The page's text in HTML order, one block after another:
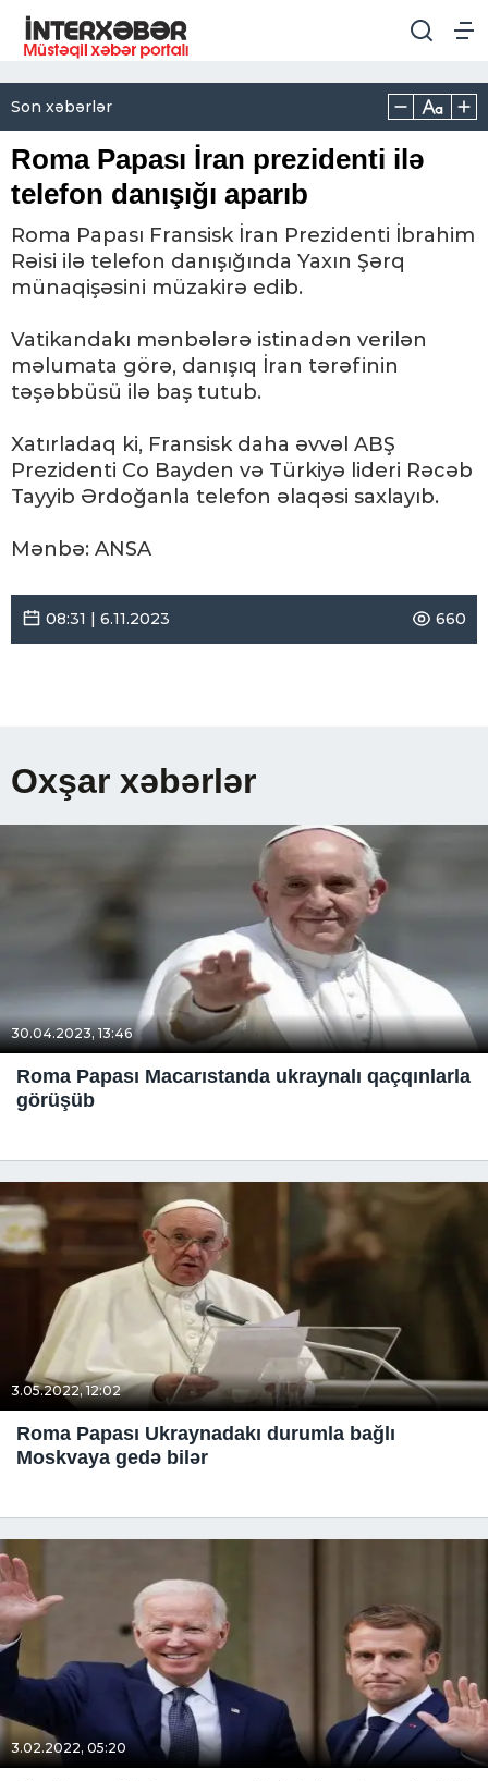
Son xəbərlər
Roma Papası İran prezidenti ilə
telefon danışığı aparıb
Roma Papası Fransisk İran Prezidenti İbrahim
Rəisi ilə telefon danışığında Yaxın Şərq
münaqişəsini müzakirə edib.
Vatikandakı mənbələrə istinadən verilən
məlumata görə, danışıq İran tərəfinin
təşəbbüsü ilə baş tutub.
Xatırladaq ki, Fransisk daha əvvəl ABŞ
Prezidenti Co Bayden və Türkiyə lideri Rəcəb
Tayyib Ərdoğanla telefon əlaqəsi saxlayıb.
Mənbə: ANSA
08:31 | 6.11.2023 660
Oxşar xəbərlər
30.04.2023, 13:46
Roma Papası Macarıstanda ukraynalı qaçqınlarla
görüşüb
3.05.2022, 12:02
Roma Papası Ukraynadakı durumla bağlı
Moskvaya gedə bilər
3.02.2022, 05:20